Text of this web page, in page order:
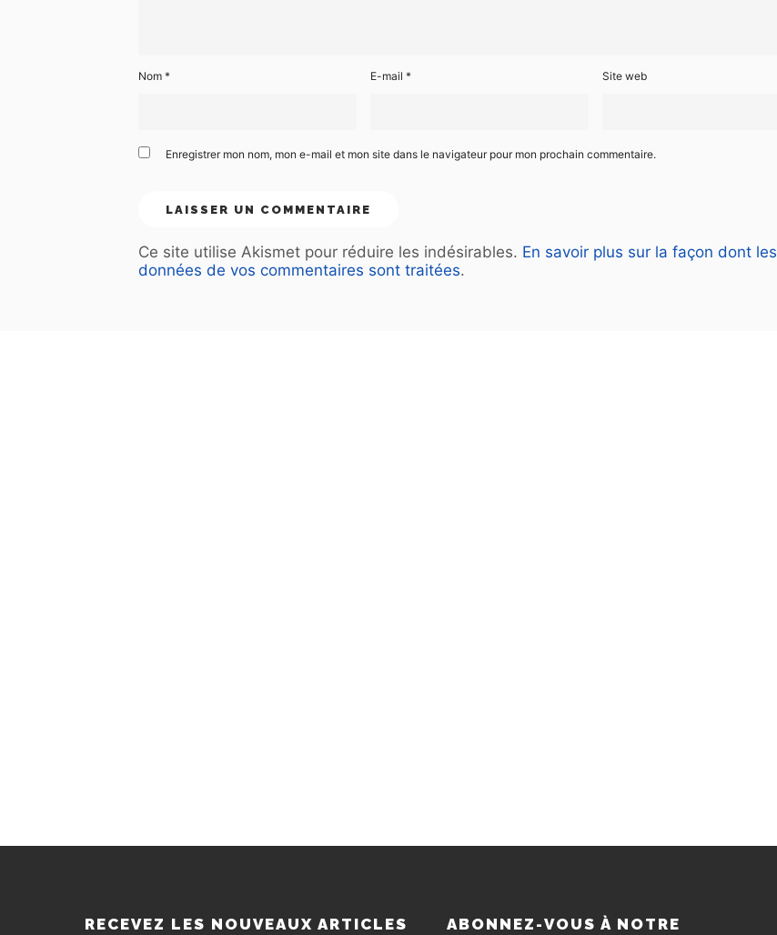
Nom * E-mail * Site web
Enregistrer mon nom, mon e-mail et mon site dans le navigateur pour mon prochain commentaire.
Ce site utilise Akismet pour réduire les indésirables. En savoir plus sur la façon dont les
données de vos commentaires sont traitées.
RECEVEZ LES NOUVEAUX ARTICLES ABONNEZ-VOUS À NOTRE